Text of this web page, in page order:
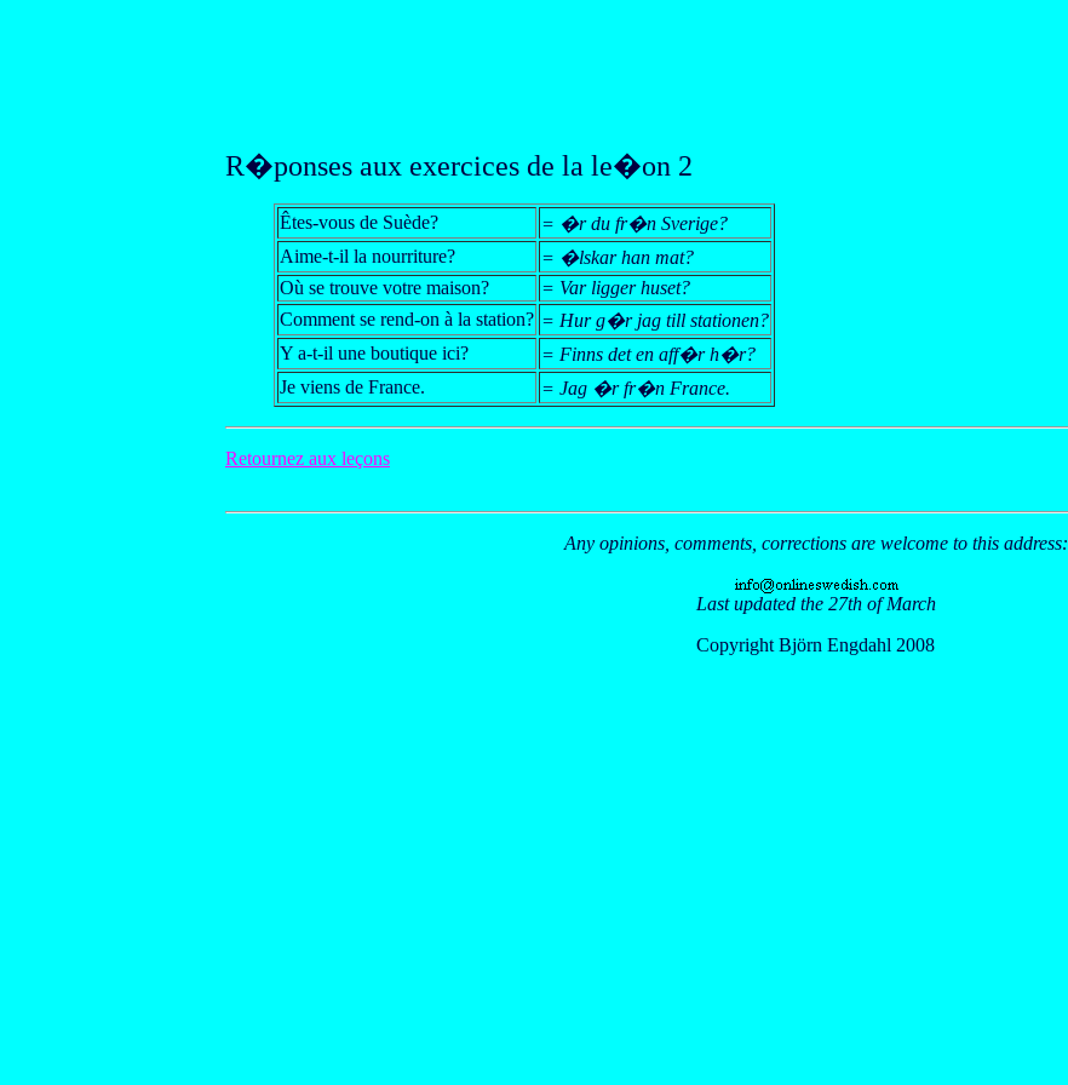
R�ponses aux exercices de la le�on 2
Êtes-vous de Suède?
= �r du fr�n Sverige?
Aime-t-il la nourriture?
= �lskar han mat?
Où se trouve votre maison?
= Var ligger huset?
Comment se rend-on à la station? = Hur g�r jag till stationen?
Y a-t-il une boutique ici?
= Finns det en aff�r h�r?
Je viens de France.
= Jag �r fr�n France.
Retournez aux leçons
Any opinions, comments, corrections are welcome to this address:
Last updated the 27th of March
Copyright Björn Engdahl 2008